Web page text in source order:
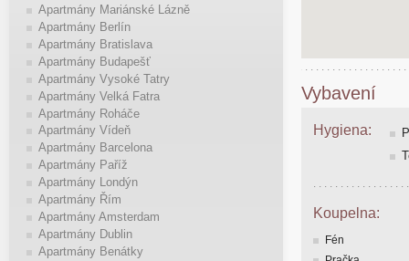
Vybavení
Hygiena:
Koupelna:
Fén
Apartmány Mariánské Lázně
Apartmány Berlín
Apartmány Bratislava
Apartmány Budapešť
Apartmány Vysoké Tatry
Apartmány Velká Fatra
Apartmány Roháče
Apartmány Vídeň
Apartmány Barcelona
Apartmány Paříž
Apartmány Londýn
Apartmány Řím
Apartmány Amsterdam
Apartmány Dublin
Apartmány Benátky